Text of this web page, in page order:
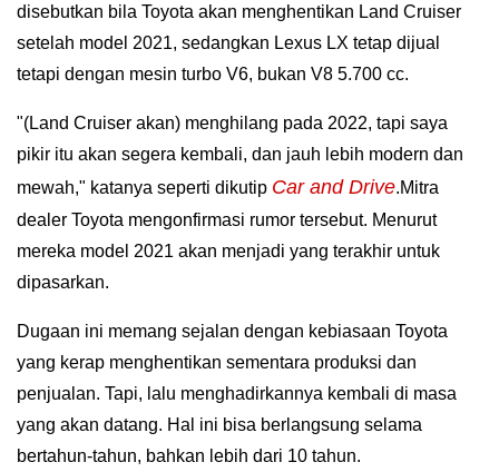
disebutkan bila Toyota akan menghentikan Land Cruiser
setelah model 2021, sedangkan Lexus LX tetap dijual
tetapi dengan mesin turbo V6, bukan V8 5.700 cc.
"(Land Cruiser akan) menghilang pada 2022, tapi saya
pikir itu akan segera kembali, dan jauh lebih modern dan
mewah," katanya seperti dikutip Car and Drive.Mitra
dealer Toyota mengonfirmasi rumor tersebut. Menurut
mereka model 2021 akan menjadi yang terakhir untuk
dipasarkan.
Dugaan ini memang sejalan dengan kebiasaan Toyota
yang kerap menghentikan sementara produksi dan
penjualan. Tapi, lalu menghadirkannya kembali di masa
yang akan datang. Hal ini bisa berlangsung selama
bertahun-tahun, bahkan lebih dari 10 tahun.